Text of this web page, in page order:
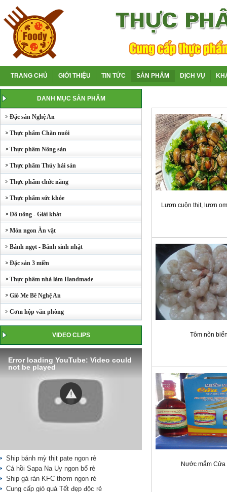
TRANG CHỦ GIỚI THIỆU TIN TỨC SẢN PHẨM DỊCH VỤ
DANH MỤC SẢN PHẨM
Đặc sản Nghệ An
Thực phẩm Chăn nuôi
Thực phẩm Nông sản
Thực phẩm Thủy hải sản
Thực phẩm chức năng
Thực phẩm sức khỏe
Đồ uống - Giải khát
Món ngon Ăn vặt
Bánh ngọt - Bánh sinh nhật
Đặc sản 3 miền
Thực phẩm nhà làm Handmade
Giò Me Bê Nghệ An
Cơm hộp văn phòng
VIDEO CLIPS
Error loading YouTube: Video could
not be played
Ship bánh mỳ thịt pate ngon rẻ
Cá hồi Sapa Na Uy ngon bổ rẻ
Ship gà rán KFC thơm ngon rẻ
Cung cấp giỏ quà Tết đẹp độc rẻ
Lươn cuộn thịt, lươn
Tôm nõn
Nước mắm Cửa